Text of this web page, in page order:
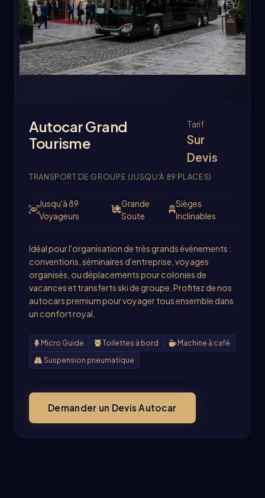
Autocar Grand
Tourisme
Tarif
Sur
Devis
TRANSPORT DE GROUPE (JUSQU'À 89 PLACES)
Jusqu'à 89
Voyageurs
Grande
Soute
Sièges
Inclinables
Idéal pour l'organisation de très grands événements :
conventions, séminaires d'entreprise, voyages
organisés, ou déplacements pour colonies de
vacances et transferts ski de groupe. Profitez de nos
autocars premium pour voyager tous ensemble dans
un confort royal.
Micro Guide Toilettes à bord
Machine à café
Suspension pneumatique
Demander un Devis Autocar